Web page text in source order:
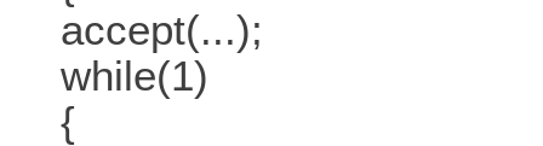
accept(...);
while(1)
{